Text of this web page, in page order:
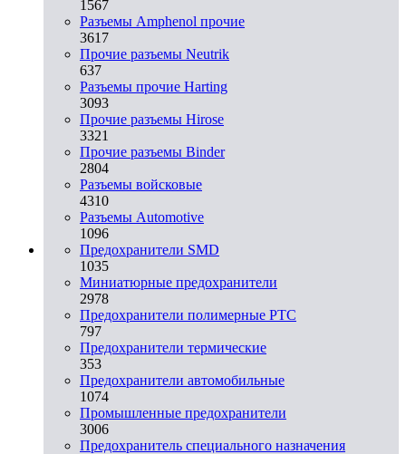
1567
Разъемы Amphenol прочие
3617
Прочие разъемы Neutrik
637
Разъемы прочие Harting
3093
Прочие разъемы Hirose
3321
Прочие разъемы Binder
2804
Разъемы войсковые
4310
Разъeмы Automotive
1096
Предохранители SMD
1035
Миниатюрные предохранители
2978
Предохранители полимерные PTC
797
Предохранители термические
353
Предохранители автомобильные
1074
Промышленные предохранители
3006
Предохранитель специального назначения